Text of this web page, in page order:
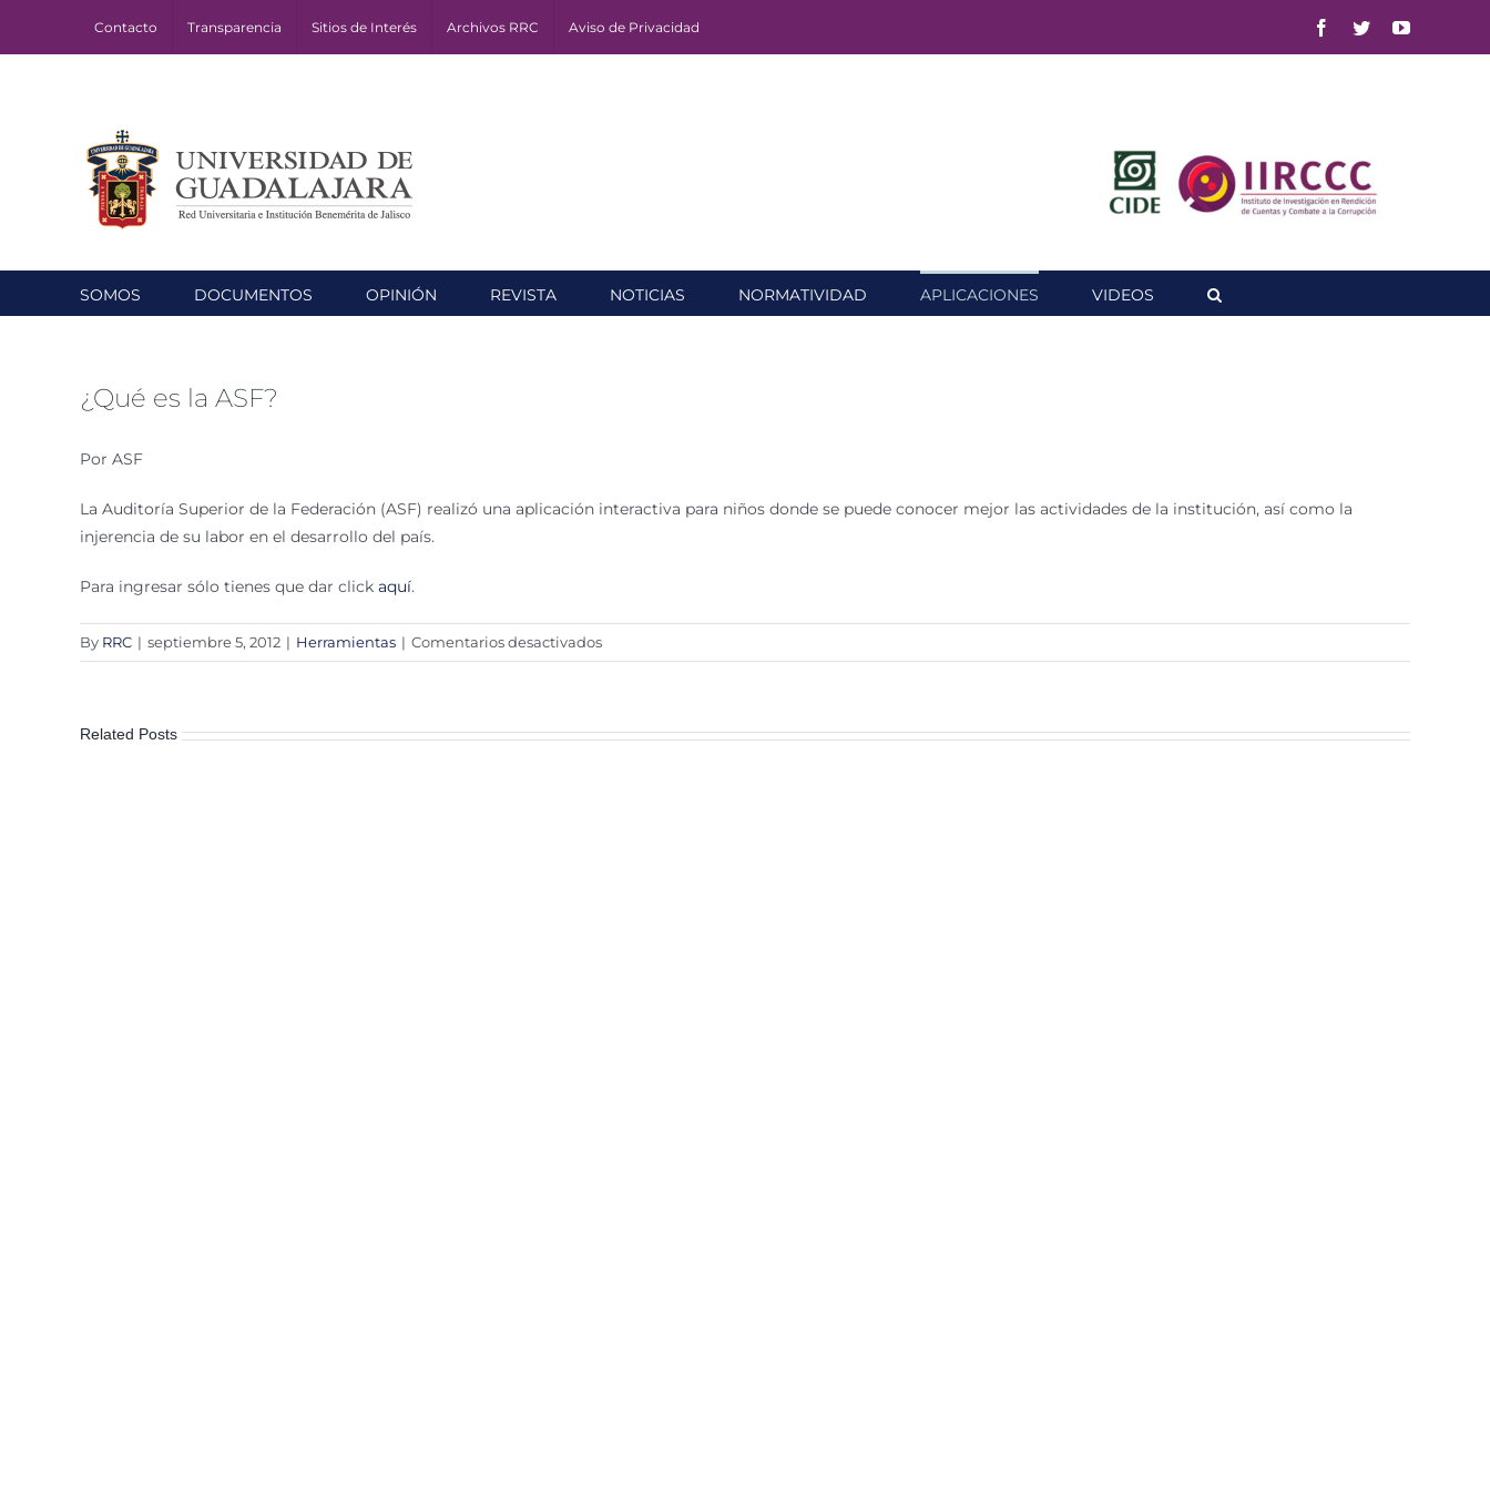
Contacto Transparencia Sitios de Interés Archivos RRC Aviso de Privacidad Facebook
TwitterYouTube
SOMOS DOCUMENTOS OPINIÓN REVISTA NOTICIAS NORMATIVIDAD APLICACIONES VIDEOS
¿Qué es la ASF?
Por ASF
La Auditoría Superior de la Federación (ASF) realizó una aplicación interactiva para niños donde se puede conocer mejor las actividades de la institución, así como la
injerencia de su labor en el desarrollo del país.
Para ingresar sólo tienes que dar click aquí.
By RRC | septiembre 5, 2012 | Herramientas | Comentarios desactivadosen
¿Qué
ASF?
Related Posts